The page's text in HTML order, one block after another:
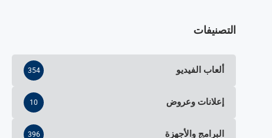
التصنيفات
ألعاب الفيديو 354
إعلانات وعروض 10
البرامج والأجهزة 396